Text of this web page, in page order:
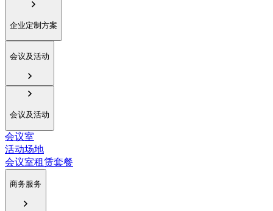
企业定制方案
会议及活动
会议及活动
会议室
活动场地
会议室租赁套餐
商务服务